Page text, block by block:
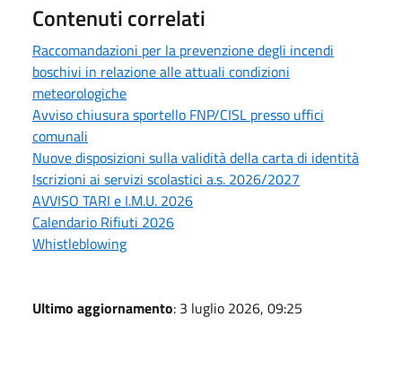
Contenuti correlati
Raccomandazioni per la prevenzione degli incendi
boschivi in relazione alle attuali condizioni
meteorologiche
Avviso chiusura sportello FNP/CISL presso uffici
comunali
Nuove disposizioni sulla validità della carta di identità
Iscrizioni ai servizi scolastici a.s. 2026/2027
AVVISO TARI e I.M.U. 2026
Calendario Rifiuti 2026
Whistleblowing
Ultimo aggiornamento: 3 luglio 2026, 09:25